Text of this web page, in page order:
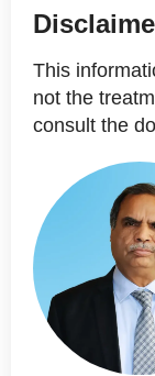
This
not the
consult the